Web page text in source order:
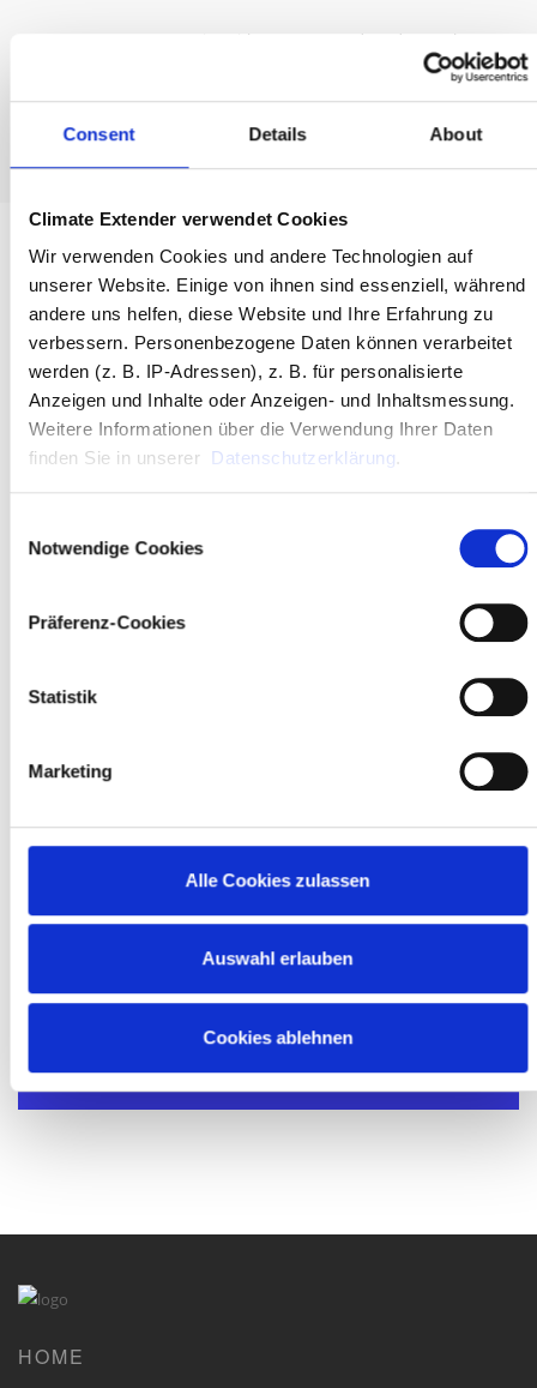
Consent Details About
Climate Extender verwendet Cookies
Wir verwenden Cookies und andere Technologien auf
unserer Website. Einige von ihnen sind essenziell, während
andere uns helfen, diese Website und Ihre Erfahrung zu
verbessern. Personenbezogene Daten können verarbeitet
werden (z. B. IP-Adressen), z. B. für personalisierte
Anzeigen und Inhalte oder Anzeigen- und Inhaltsmessung.
Weitere Informationen über die Verwendung Ihrer Daten
finden Sie in unserer Datenschutzerklärung.
Selection
Notwendige Cookies
Präferenz-Cookies
Statistik
Marketing
Alle Cookies zulassen
Auswahl erlauben
Cookies ablehnen
We support companies with Corporate and Product Carbon
Footprints as well as complementary climate contributions.
CONTACT
Send us a short outline of your project.We will be happy to get back to you.
E: ContactPhone: +49 5108 8794190
HOME